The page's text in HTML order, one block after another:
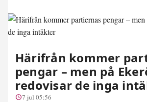
Härifrån kommer
pengar – men på
redovisar de inga
7 jul 05:56